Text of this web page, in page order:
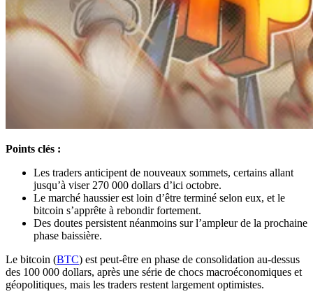
Points clés :
Les traders anticipent de nouveaux sommets, certains allant
jusqu’à viser 270 000 dollars d’ici octobre.
Le marché haussier est loin d’être terminé selon eux, et le
bitcoin s’apprête à rebondir fortement.
Des doutes persistent néanmoins sur l’ampleur de la prochaine
phase baissière.
Le bitcoin (BTC) est peut-être en phase de consolidation au-dessus
des 100 000 dollars, après une série de chocs macroéconomiques et
géopolitiques, mais les traders restent largement optimistes.